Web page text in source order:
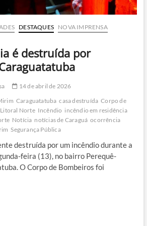
DESTAQUES
NOVA IMPRENSA
é destruída por
14 de abril de 2026
Caraguatatuba casa destruída Corpo de
Litoral Norte Incêndio incêndio em residência
Notícia notícias de Caraguá ocorrência
Segurança Pública
destruída por um incêndio durante a
feira (13), no bairro Perequê-
O Corpo de Bombeiros foi